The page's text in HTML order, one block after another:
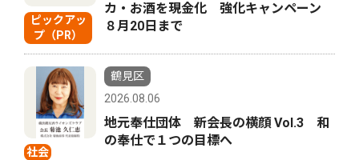
ピックアッ
プ（PR）
カ・お酒を現金化 強化キャンペーン
８月20日まで
社会
鶴見区
2026.08.06
地元奉仕団体 新会長の横顔 Vol.3 和
の奉仕で１つの目標へ